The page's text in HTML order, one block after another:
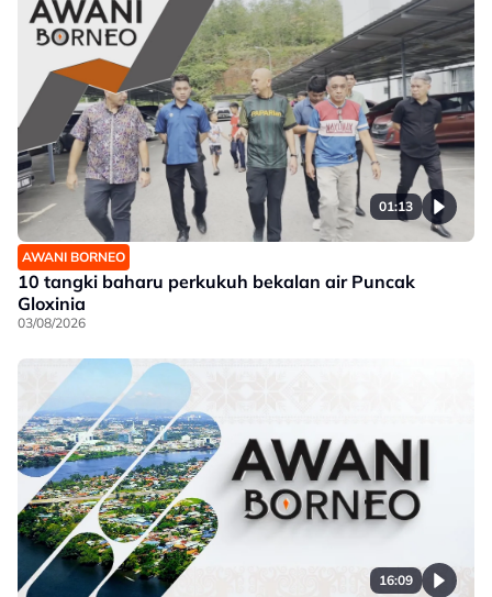
01:13
AWANI BORNEO
10 tangki baharu perkukuh bekalan air Puncak
Gloxinia
03/08/2026
16:09